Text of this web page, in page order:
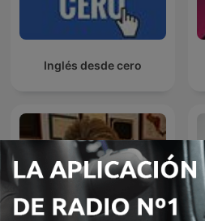
Inglés desde cero